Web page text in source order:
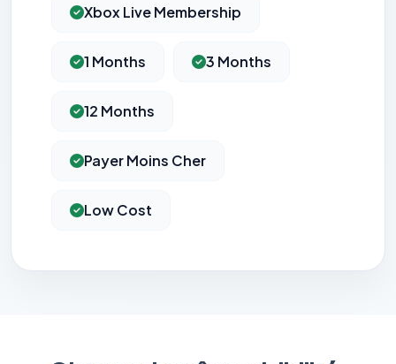
Xbox Live Membership
1 Months 3 Months
12 Months
Payer Moins Cher
Low Cost